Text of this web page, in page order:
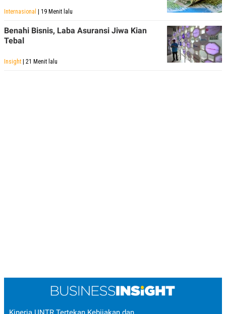
Internasional | 19 Menit lalu
Benahi Bisnis, Laba Asuransi Jiwa Kian
Tebal
Insight | 21 Menit lalu